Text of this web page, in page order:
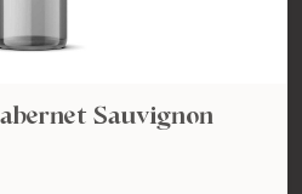
Sauvignon